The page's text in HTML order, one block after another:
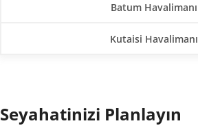
Batum Havalimanı
Kutaisi Havalimanı
Seyahatinizi Planlayın